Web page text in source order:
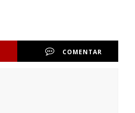
COMENTAR